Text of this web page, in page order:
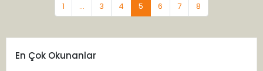
1 ... 3 4 5 6 7 8
En Çok Okunanlar